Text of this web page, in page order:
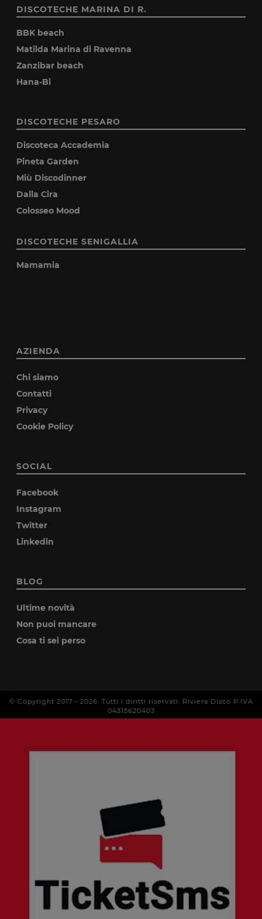
DISCOTECHE MARINA DI R.
BBK beach
Matilda Marina di Ravenna
Zanzibar beach
Hana-Bi
DISCOTECHE PESARO
Discoteca Accademia
Pineta Garden
Miù Discodinner
Dalla Cira
Colosseo Mood
DISCOTECHE SENIGALLIA
Mamamia
AZIENDA
Chi siamo
Contatti
Privacy
Cookie Policy
SOCIAL
Facebook
Instagram
Twitter
Linkedin
BLOG
Ultime novità
Non puoi mancare
Cosa ti sei perso
© Copyright 2017 - 2026 . Tutti i diritti riservati. Riviera Disco P.IVA
04315620403